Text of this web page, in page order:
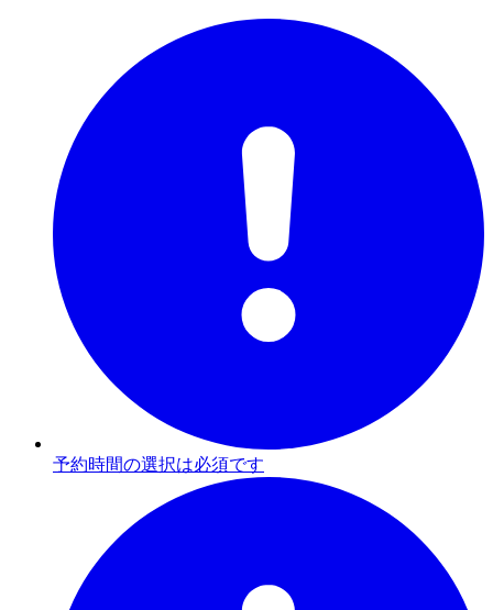
予約時間の選択は必須です